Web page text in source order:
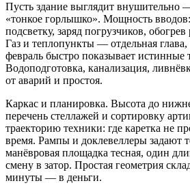
Пусть здание выглядит внушительно
«тонкое горлышко». Мощность
подсветку, заряд погрузчиков,
Газ и теплопункты — отдельная
февраль быстро показывает истинные
Водоподготовка, канализация,
от аварий и простоя.
Каркас и планировка. Высота до
перечень стеллажей и сортировку
траекторию техники: где каретка не
время. Рампы и доклевеллеры задают
манёвровая площадка тесная, один
смену в затор. Простая геометрия
минуты — в деньги.